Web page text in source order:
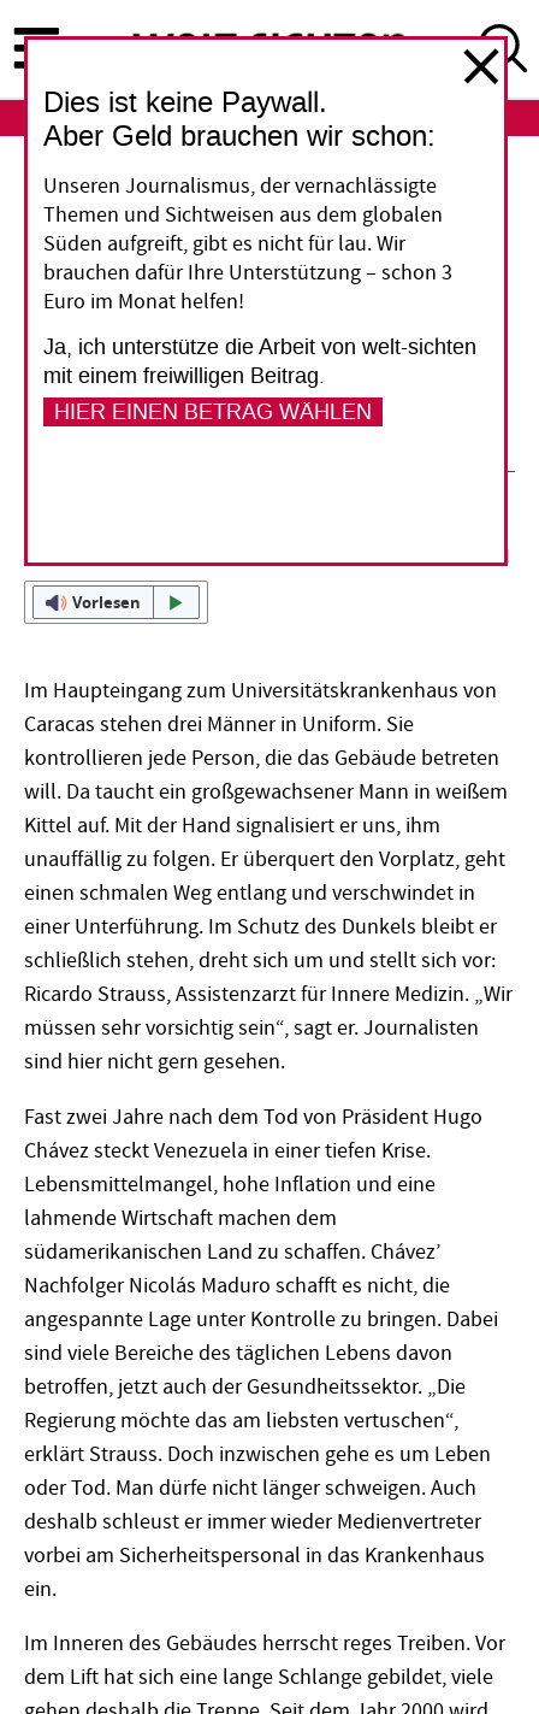
zum
Inhalt
ABO
Krise in Venezuela
Patient Krankenhaus
Venezuela steckt fast zwei Jahre nach dem Tod
von Hugo Chávez in einer tiefen Krise. Die
Mangelwirtschaft hat auch das
Gesundheitssystem erreicht.
Vorlesen
Im Haupteingang zum Universitätskrankenhaus von
Caracas stehen drei Männer in Uniform. Sie
kontrollieren jede Person, die das Gebäude betreten
will. Da taucht ein großgewachsener Mann in weißem
Kittel auf. Mit der Hand signalisiert er uns, ihm
unauffällig zu folgen. Er überquert den Vorplatz, geht
einen schmalen Weg entlang und verschwindet in
einer Unterführung. Im Schutz des Dunkels bleibt er
schließlich stehen, dreht sich um und stellt sich vor:
Ricardo Strauss, Assistenzarzt für Innere Medizin. „Wir
müssen sehr vorsichtig sein“, sagt er. Journalisten
sind hier nicht gern gesehen.
Fast zwei Jahre nach dem Tod von Präsident Hugo
Chávez steckt Venezuela in einer tiefen Krise.
Lebensmittelmangel, hohe Inflation und eine
lahmende Wirtschaft machen dem
südamerikanischen Land zu schaffen. Chávez’
Nachfolger Nicolás Maduro schafft es nicht, die
angespannte Lage unter Kontrolle zu bringen. Dabei
sind viele Bereiche des täglichen Lebens davon
betroffen, jetzt auch der Gesundheitssektor. „Die
Regierung möchte das am liebsten vertuschen“,
erklärt Strauss. Doch inzwischen gehe es um Leben
oder Tod. Man dürfe nicht länger schweigen. Auch
deshalb schleust er immer wieder Medienvertreter
vorbei am Sicherheitspersonal in das Krankenhaus
ein.
Im Inneren des Gebäudes herrscht reges Treiben. Vor
dem Lift hat sich eine lange Schlange gebildet, viele
Dies ist keine Paywall.
Aber Geld brauchen wir schon:
Unseren Journalismus, der vernachlässigte
Themen und Sichtweisen aus dem globalen
Süden aufgreift, gibt es nicht für lau. Wir
brauchen dafür Ihre Unterstützung – schon 3
Euro im Monat helfen!
Ja, ich unterstütze die Arbeit von welt-sichten
mit einem freiwilligen Beitrag.
HIER EINEN BETRAG WÄHLEN